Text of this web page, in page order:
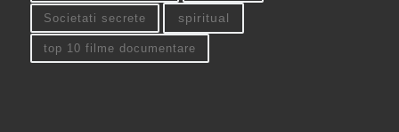
Societati secrete spiritual
top 10 filme documentare